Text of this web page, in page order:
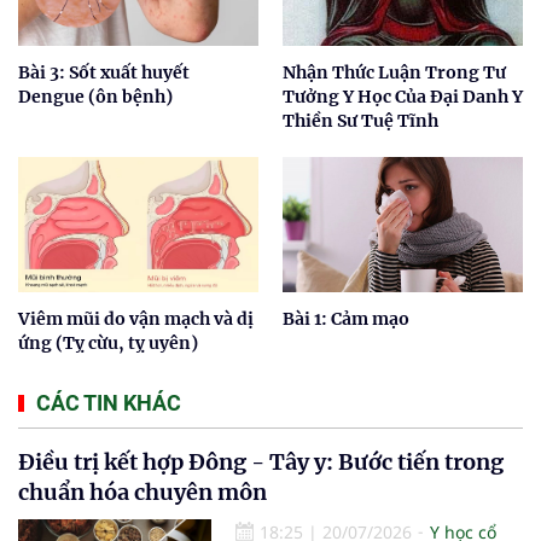
Bài 3: Sốt xuất huyết
Dengue (ôn bệnh)
Nhận Thức Luận Trong Tư
Tưởng Y Học Của Đại Danh Y
Thiền Sư Tuệ Tĩnh
Viêm mũi do vận mạch và dị
ứng (Tỵ cừu, tỵ uyên)
Bài 1: Cảm mạo
CÁC TIN KHÁC
Điều trị kết hợp Đông - Tây y: Bước tiến trong
chuẩn hóa chuyên môn
18:25 | 20/07/2026
Y học cổ